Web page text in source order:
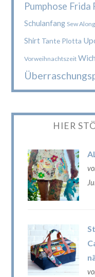
Pumphose Frida
Schulanfang Sew Along
Shirt Tante Plotta
Vorweihnachtszeit
HIER